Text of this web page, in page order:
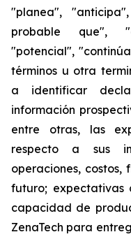
"planea",
probable que",
"potencial",
términos u otra
a identificar
información
entre otras, las
respecto a sus
operaciones,
futuro; expectativas
capacidad de
ZenaTech para